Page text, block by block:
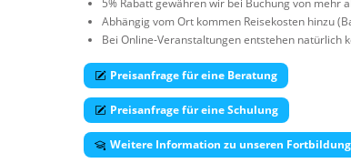
5% Rabatt gewähren wir bei Buchung von mehr
Abhängig vom Ort kommen Reisekosten hinzu
Bei Online-Veranstaltungen entstehen natürlich
Preisanfrage für eine Beratung
Preisanfrage für eine Schulung
Weitere Information zu unseren